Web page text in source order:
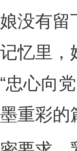
有留
忆里
忠心向
重彩的